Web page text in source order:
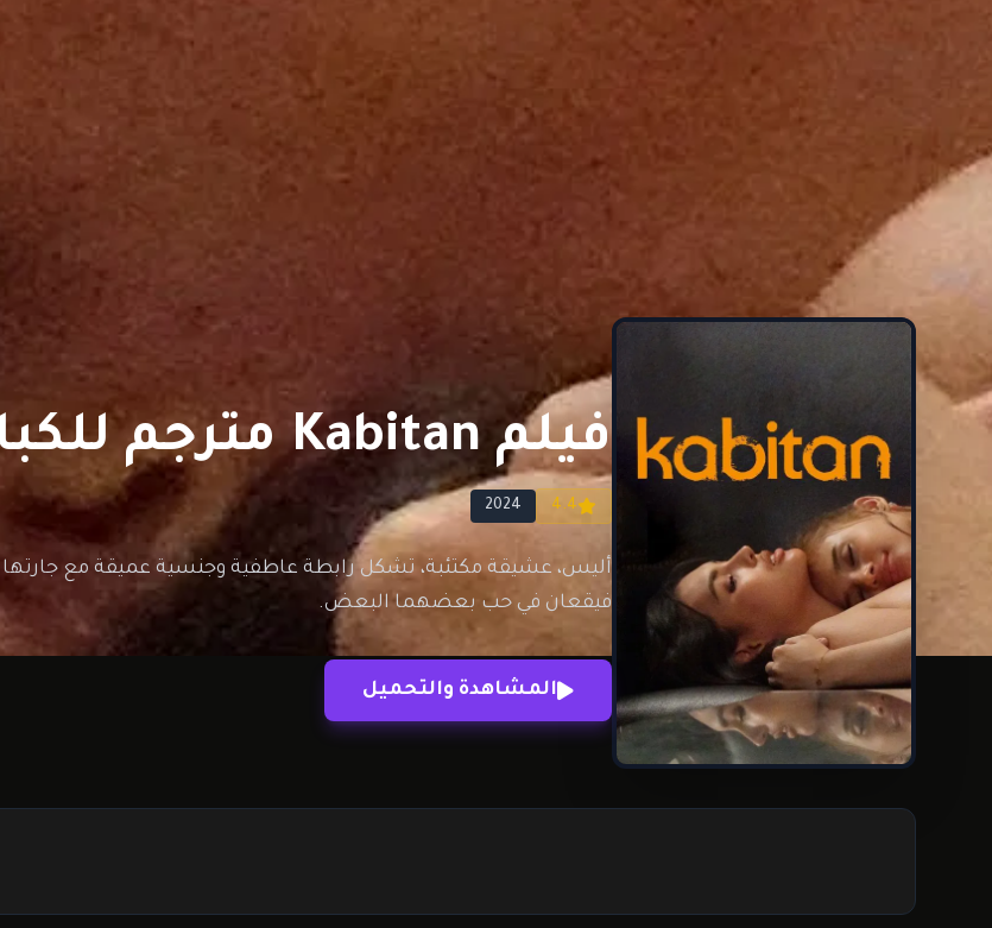
فيلم Kabitan مترجم للكبار فقط
4.4
2024
أليس، عشيقة مكتئبة، تشكل رابطة عاطفية وجنسية عميقة مع
فيقعان في حب بعضهما البعض.
المشاهدة والتحميل